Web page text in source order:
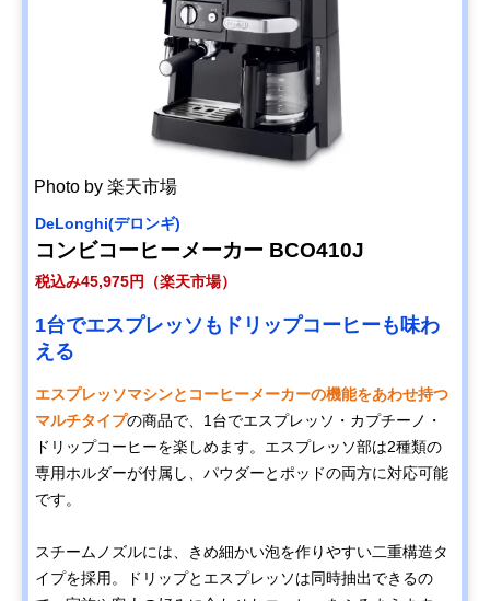
Photo by 楽天市場
DeLonghi(デロンギ)
コンビコーヒーメーカー BCO410J
税込み45,975円（楽天市場）
1台でエスプレッソもドリップコーヒーも味わ
える
エスプレッソマシンとコーヒーメーカーの機能をあわせ持つ
マルチタイプの商品で、1台でエスプレッソ・カプチーノ・
ドリップコーヒーを楽しめます。エスプレッソ部は2種類の
専用ホルダーが付属し、パウダーとポッドの両方に対応可能
です。
スチームノズルには、きめ細かい泡を作りやすい二重構造タ
イプを採用。ドリップとエスプレッソは同時抽出できるの